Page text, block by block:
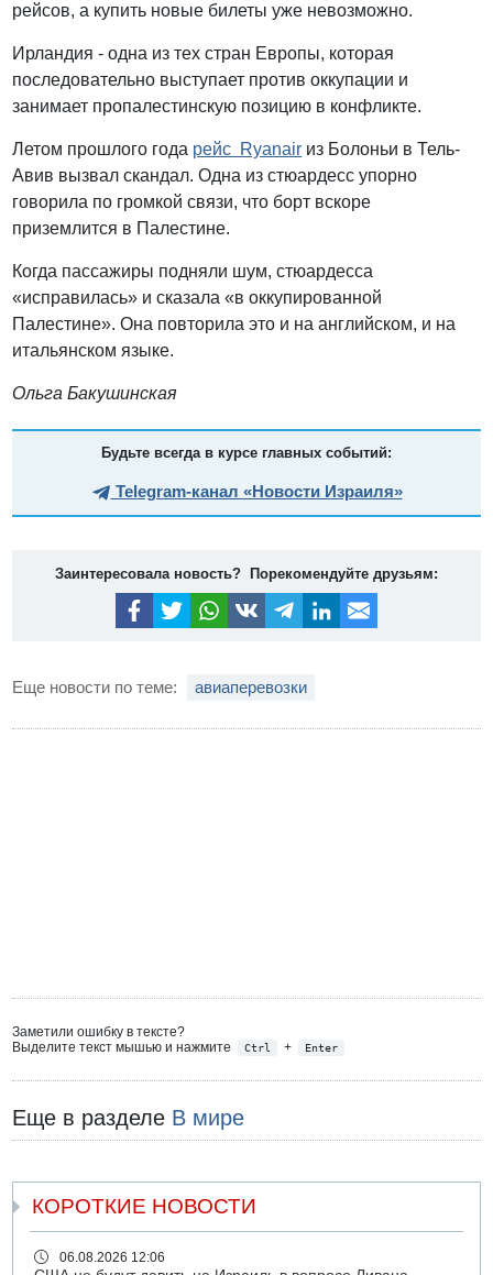
рейсов, а купить новые билеты уже невозможно.
Ирландия - одна из тех стран Европы, которая
последовательно выступает против оккупации и
занимает пропалестинскую позицию в конфликте.
Летом прошлого года рейс Ryanair из Болоньи в Тель-
Авив вызвал скандал. Одна из стюардесс упорно
говорила по громкой связи, что борт вскоре
приземлится в Палестине.
Когда пассажиры подняли шум, стюардесса
«исправилась» и сказала «в оккупированной
Палестине». Она повторила это и на английском, и на
итальянском языке.
Ольга Бакушинская
Будьте всегда в курсе главных событий:
Telegram-канал «Новости Израиля»
Заинтересовала новость? Порекомендуйте друзьям:
Еще новости по теме: авиаперевозки
Заметили ошибку в тексте?
Выделите текст мышью и нажмите
Ctrl + Enter
Еще в разделе В мире
КОРОТКИЕ НОВОСТИ
06.08.2026 12:06